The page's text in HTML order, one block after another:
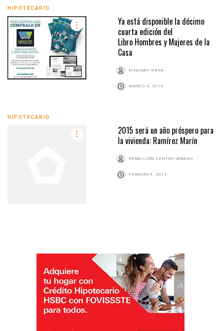
HIPOTECARIO
Ya está disponible la décimo
cuarta edición del
Libro Hombres y Mujeres de la
Casa
DINORAH NAVA
MARZO 4, 2015
HIPOTECARIO
2015 será un año próspero para
la vivienda: Ramírez Marín
REDACCIÓN CENTRO URBANO
FEBRERO 5, 2015